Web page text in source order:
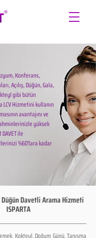
Konferans,
Açılış, Düğün, Gala,
gibi bütün
LCV Hizmetini kullanın
avantajını ve
yüksek
ile
%60'lara kadar
Düğün Davetli Arama Hizmeti
ISPARTA
Kokteyl, Doğum Günü, Tanışma